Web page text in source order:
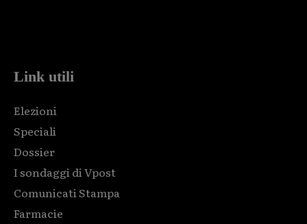
Link utili
Elezioni
Speciali
Dossier
I sondaggi di Vpost
Comunicati Stampa
Farmacie